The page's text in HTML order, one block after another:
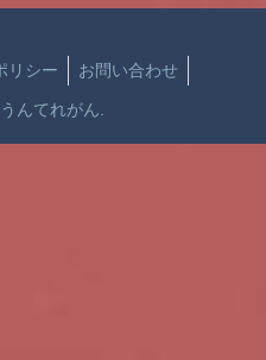
リシー お問い合わせ
んてれがん.